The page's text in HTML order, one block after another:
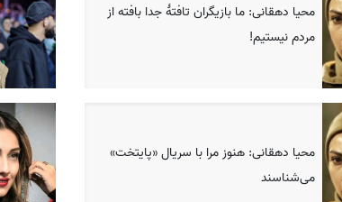
محیا دهقانی: ما بازیگران تافتهٔ جدا بافته از
مردم نیستیم!
محیا دهقانی: هنوز مرا با سریال «پایتخت»
می‌شناسند